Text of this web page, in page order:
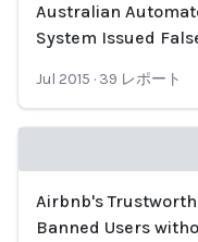
Loading...
Australian
System Issued
Jul 2015 · 39 レポート
Loading...
Airbnb's
Banned Users